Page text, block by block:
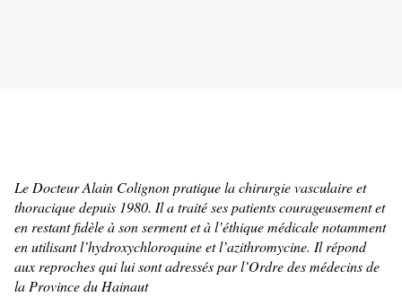
Le Docteur Alain Colignon pratique la chirurgie vasculaire et
thoracique depuis 1980. Il a traité ses patients courageusement et
en restant fidèle à son serment et à l’éthique médicale notamment
en utilisant l’hydroxychloroquine et l’azithromycine. Il répond
aux reproches qui lui sont adressés par l’Ordre des médecins de
la Province du Hainaut